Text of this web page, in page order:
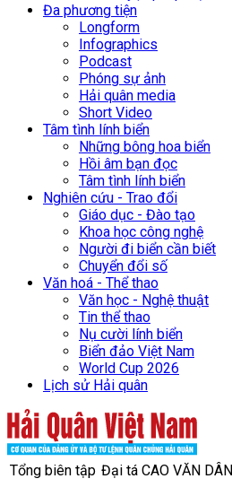
Đa phương tiện
Longform
Infographics
Podcast
Phóng sự ảnh
Hải quân media
Short Video
Tâm tình lính biển
Những bông hoa biển
Hồi âm bạn đọc
Tâm tình lính biển
Nghiên cứu - Trao đổi
Giáo dục - Đào tạo
Khoa học công nghệ
Người đi biển cần biết
Chuyển đổi số
Văn hoá - Thể thao
Văn học - Nghệ thuật
Tin thể thao
Nụ cười lính biển
Biển đảo Việt Nam
World Cup 2026
Lịch sử Hải quân
Tổng biên tập Đại tá CAO VĂN DÂN